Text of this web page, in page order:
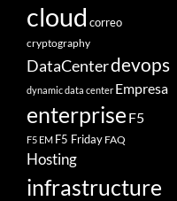
cloud correo
cryptography
DataCenterdevops
dynamic data center Empresa
enterprise F5
F5 EM F5 Friday FAQ
Hosting
infrastructure